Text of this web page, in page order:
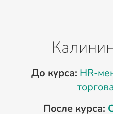
До курса: HR-
После курса: